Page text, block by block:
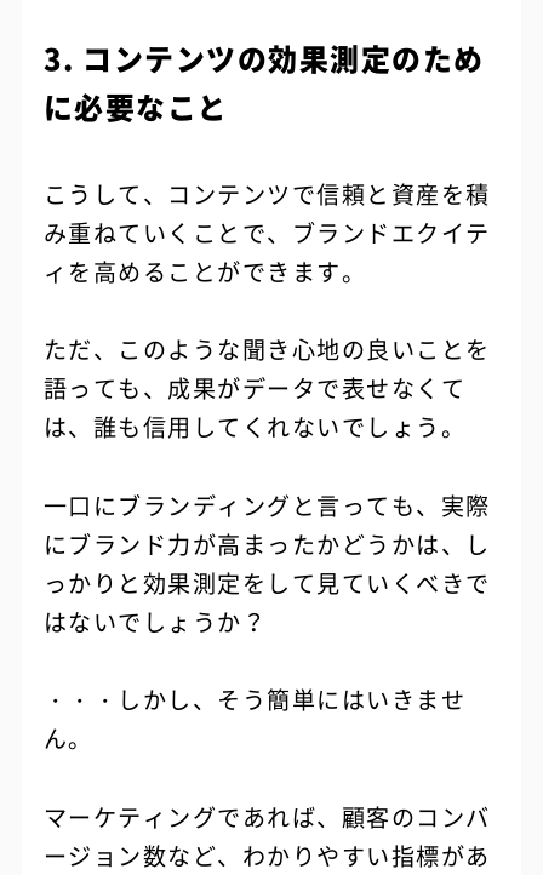
3. コンテンツの効果測定のため
に必要なこと
こうして、コンテンツで信頼と資産を積
み重ねていくことで、ブランドエクイテ
ィを高めることができます。
ただ、このような聞き心地の良いことを
語っても、成果がデータで表せなくて
は、誰も信用してくれないでしょう。
一口にブランディングと言っても、実際
にブランド力が高まったかどうかは、し
っかりと効果測定をして見ていくべきで
はないでしょうか？
・・・しかし、そう簡単にはいきませ
ん。
マーケティングであれば、顧客のコンバ
ージョン数など、わかりやすい指標があ